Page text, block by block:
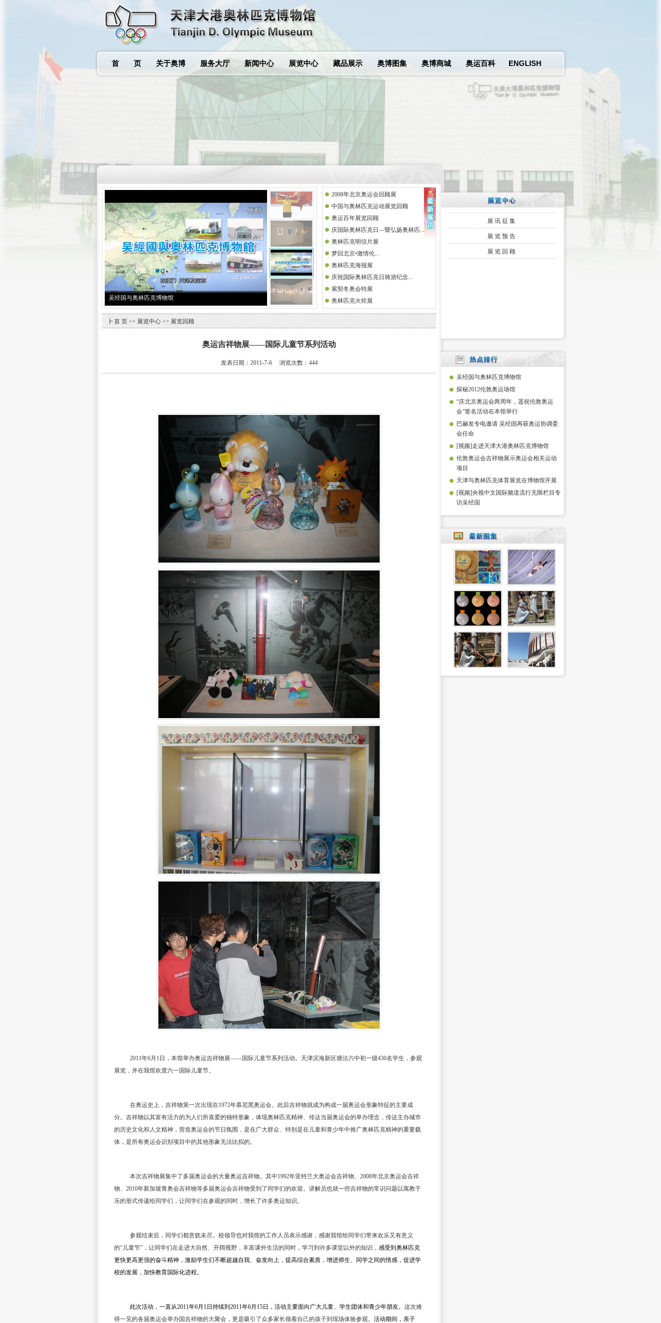
首 页 关于奥博 服务大厅 新闻中心 展览中心 藏品展示 奥博图集 奥博商城 奥运百科 ENGLISH
吴经国与奥林匹克博物馆
2008年北京奥运会回顾展
中国与奥林匹克运动展览回顾
奥运百年展览回顾
庆国际奥林匹克日—暨弘扬奥林匹...
奥林匹克明信片展
梦回北京•激情伦...
奥林匹克海报展
庆祝国际奥林匹克日骑游纪念...
索契冬奥会特展
奥林匹克火炬展
┣ 首 页 >> 展览中心 >> 展览回顾
奥运吉祥物展——国际儿童节系列活动
发表日期：2011-7-6 浏览次数： 444
2011年6月 1 日，本馆举办奥运吉祥物展——国际儿童节系列活动。 天津滨海新区塘沽六中初一级430名学生，参观
展览，并在我馆欢度六一国际儿童节。
在奥运史上，吉祥物第一次出现在1972年慕尼黑奥运会。此后吉祥物就成为构成一届奥运会形象特征的主要成
分。吉祥物以其富有活力的为人们所喜爱的独特形象，体现奥林匹克精神、传达当届奥运会的举办理念，传达主办城市
的历史文化和人文精神，营造奥运会的节日氛围，是在广大群众、特别是在儿童和青少年中推广奥林匹克精神的重要载
体，是所有奥运会识别项目中的其他形象无法比拟的。
本次吉祥物展集中了多届奥运会的大量奥运吉祥物。其中1992年亚特兰大奥运会吉祥物、 2008年北京奥运会吉祥
物、 2010年新加坡青奥会吉祥物等多届奥运会吉祥物受到了同学们的欢迎。讲解员也就一些吉祥物的常识问题以寓教于
乐的形式传递给同学们，让同学们在参观的同时，增长了许多奥运知识。
参观结束后，同学们都意犹未尽。校领导也对我馆的工作人员表示感谢，感谢我馆给同学们带来欢乐又有意义
的“儿童节” ，让同学们在走进大自然、开阔视野，丰富课外生活的同时，学习到许多课堂以外的知识， 感受到奥林匹克
更快更高更强的奋斗精神，激励学生们不断超越自我、奋发向上，提高综合素质，增进师生、同学之间的情感，促进学
校的发展，加快教育国际化进程。
此次活动，一直从2011年6月 1日持续到 2011年6月 15日，活动主要面向广大儿童、学生团体和青少年朋友。 这次难
得一见的各届奥运会举办国吉祥物的大聚会，更是吸引了众多家长领着自己的孩子到现场体验参观。 活动期间，亲子
展讯征集
展览预告
展览回顾
吴经国与奥林匹克博物馆
探秘2012伦敦奥运场馆
“庆北京奥运会两周年，遥祝伦敦奥运
会”签名活动在本馆举行
巴赫发专电邀请 吴经国再获奥运协调委
会任命
[视频]走进天津大港奥林匹克博物馆
伦敦奥运会吉祥物展示奥运会相关运动
项目
天津与奥林匹克体育展览在博物馆开展
[视频]央视中文国际频道流行无限栏目专
访吴经国